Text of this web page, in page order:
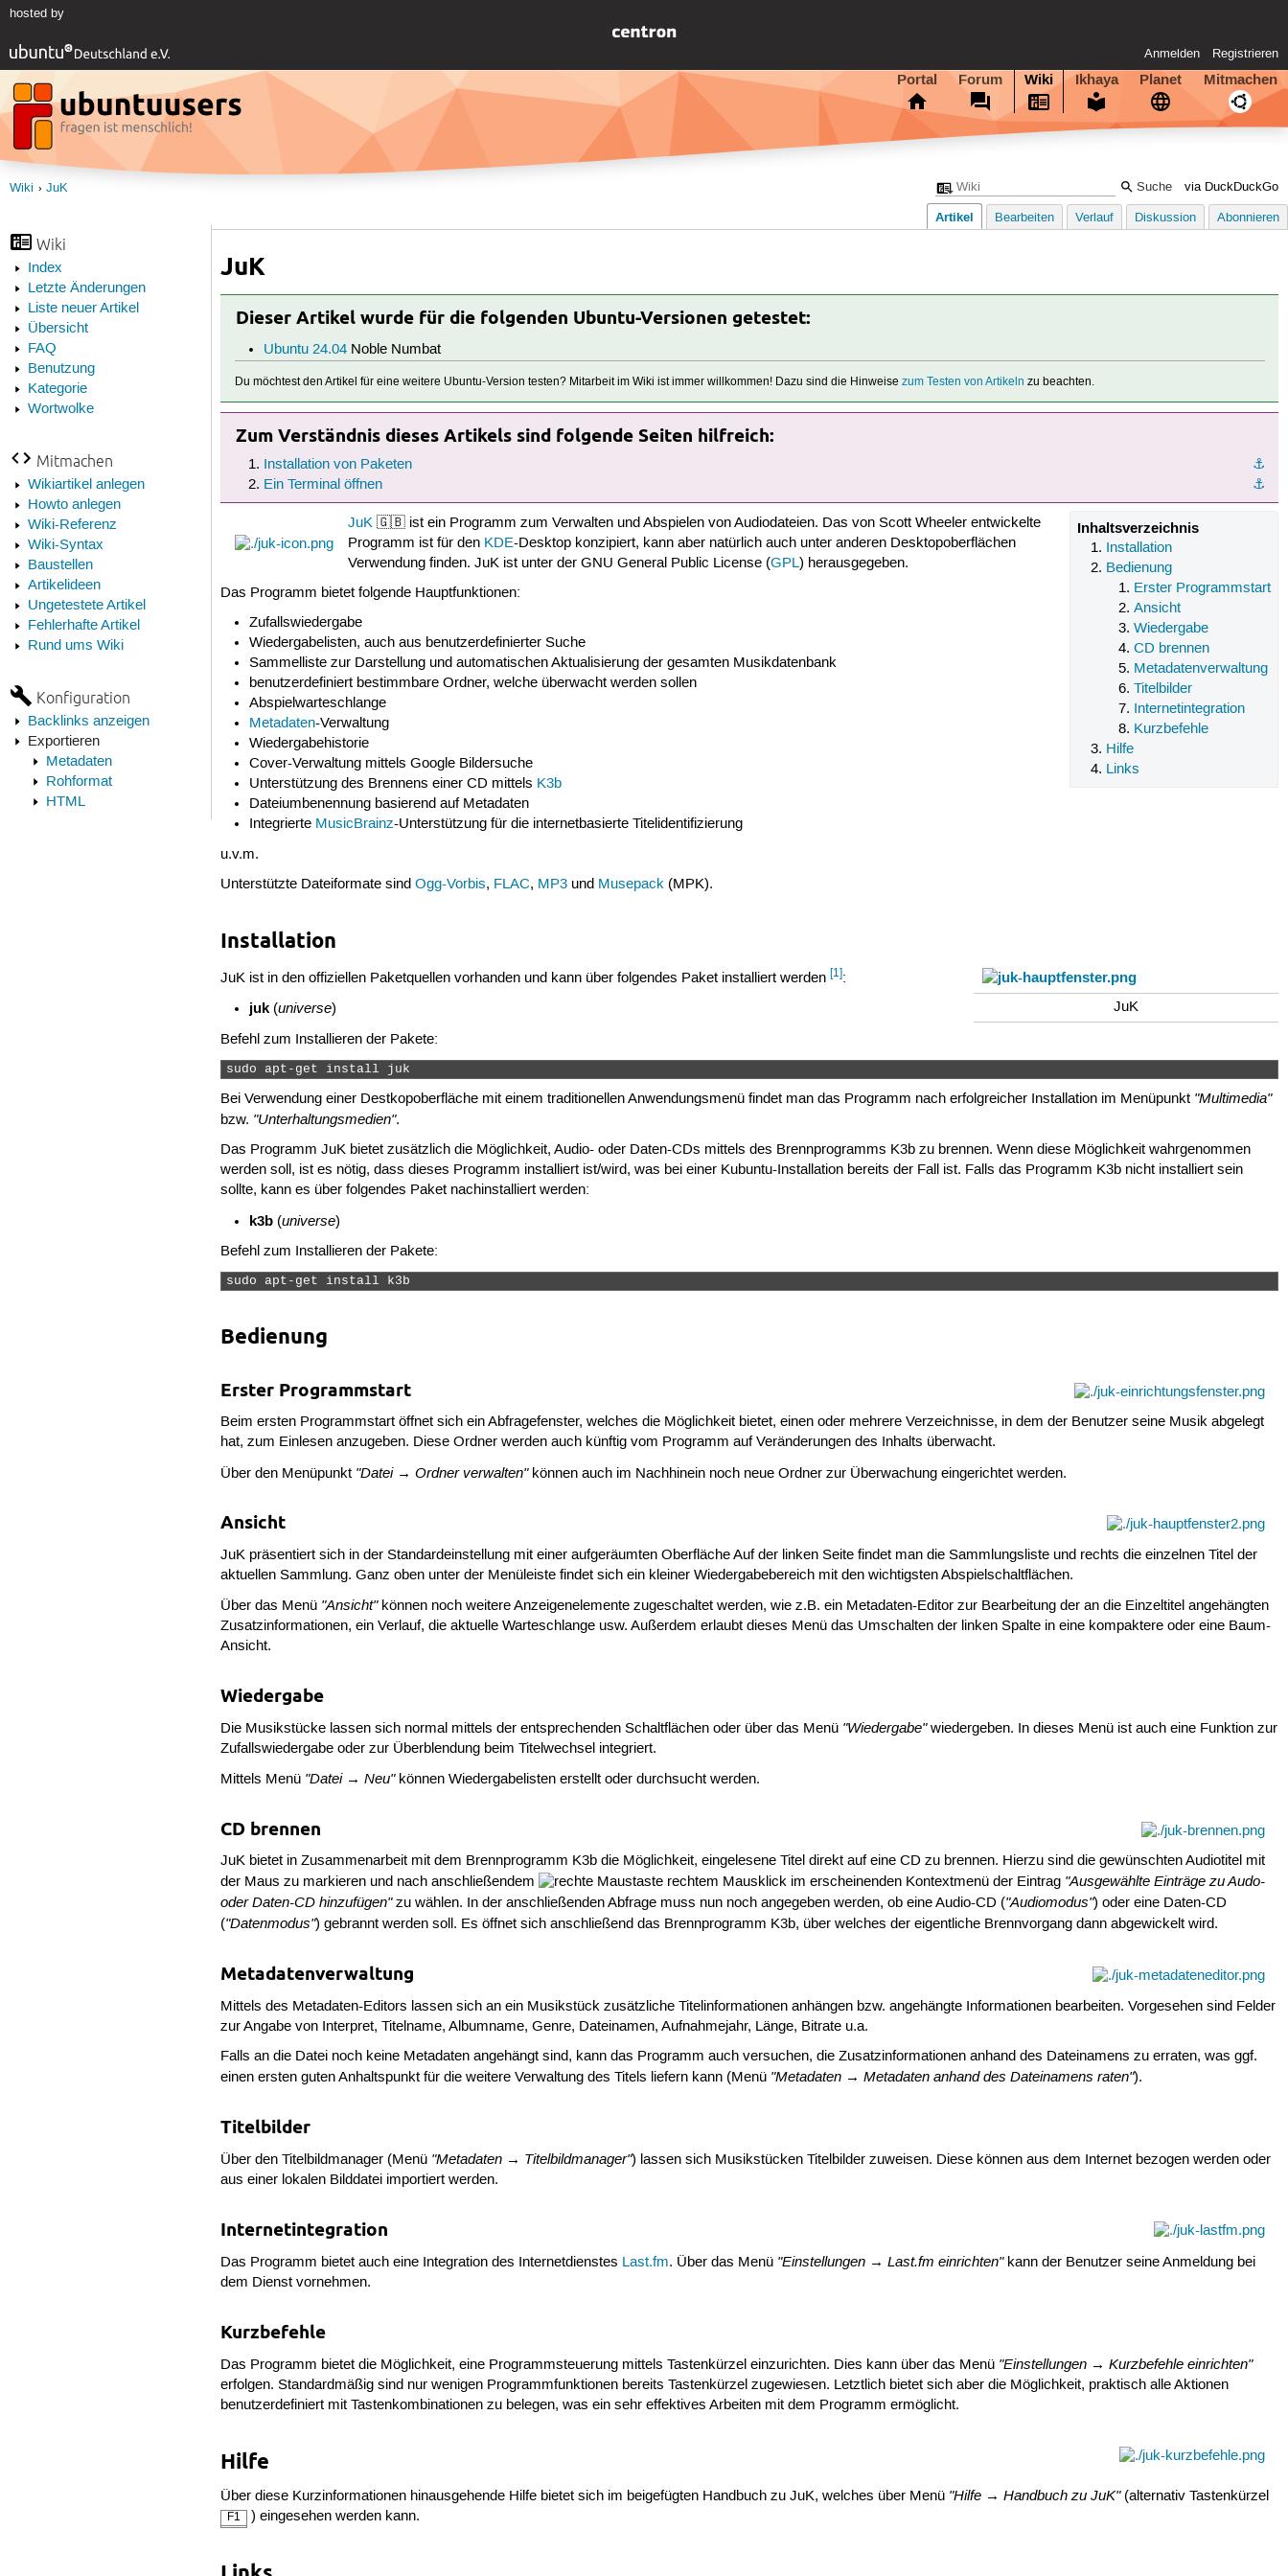
hosted by
Anmelden Registrieren
Portal Forum Wiki Ikhaya Planet Mitmachen
via DuckDuckGo
Wiki JuK
Wiki
Index
Letzte Änderungen
Liste neuer Artikel
Übersicht
FAQ
Benutzung
Kategorie
Wortwolke
Mitmachen
Wikiartikel anlegen
Howto anlegen
Wiki-Referenz
Wiki-Syntax
Baustellen
Artikelideen
Ungetestete Artikel
Fehlerhafte Artikel
Rund ums Wiki
Konfiguration
Backlinks anzeigen
Exportieren
Metadaten
Rohformat
HTML
Artikel Bearbeiten Verlauf Diskussion Abonnieren
JuK
Dieser Artikel wurde für die folgenden Ubuntu-Versionen getestet:
Ubuntu 24.04Noble Numbat
Du möchtest den Artikel für eine weitere Ubuntu-Version testen? Mitarbeit im Wiki ist immer willkommen! Dazu sind die Hinweisezum Testen von Artikeln zu beachten.
Zum Verständnis dieses Artikels sind folgende Seiten hilfreich:
⚓︎
Installation von Paketen
⚓︎
Ein Terminal öffnen
Inhaltsverzeichnis
Installation
Bedienung
Erster Programmstart
Ansicht
Wiedergabe
CD brennen
Metadatenverwaltung
Titelbilder
Internetintegration
Kurzbefehle
Hilfe
Links
JuK🇬🇧 ist ein Programm zum Verwalten und Abspielen von Audiodateien. Das von Scott Wheeler entwickelte
Programm ist für den KDE-Desktop konzipiert, kann aber natürlich auch unter anderen Desktopoberflächen
Verwendung finden. JuK ist unter der GNU General Public License (GPL) herausgegeben.
Das Programm bietet folgende Hauptfunktionen:
Zufallswiedergabe
Wiedergabelisten, auch aus benutzerdefinierter Suche
Sammelliste zur Darstellung und automatischen Aktualisierung der gesamten Musikdatenbank
benutzerdefiniert bestimmbare Ordner, welche überwacht werden sollen
Abspielwarteschlange
Metadaten-Verwaltung
Wiedergabehistorie
Cover-Verwaltung mittels Google Bildersuche
Unterstützung des Brennens einer CD mittels K3b
Dateiumbenennung basierend auf Metadaten
Integrierte MusicBrainz-Unterstützung für die internetbasierte Titelidentifizierung
u.v.m.
Unterstützte Dateiformate sindOgg-Vorbis, FLAC, MP3 und Musepack (MPK).
Installation
JuK
JuK ist in den offiziellen Paketquellen vorhanden und kann über folgendes Paket installiert werden[1]:
juk(universe)
Befehl zum Installieren der Pakete:
sudo apt-get install juk
Bei Verwendung einer Destkopoberfläche mit einem traditionellen Anwendungsmenü findet man das Programm nach erfolgreicher Installation im Menüpunkt "Multimedia"
bzw. "Unterhaltungsmedien".
Das Programm JuK bietet zusätzlich die Möglichkeit, Audio- oder Daten-CDs mittels des Brennprogramms K3b zu brennen. Wenn diese Möglichkeit wahrgenommen
werden soll, ist es nötig, dass dieses Programm installiert ist/wird, was bei einer Kubuntu-Installation bereits der Fall ist. Falls das Programm K3b nicht installiert sein
sollte, kann es über folgendes Paket nachinstalliert werden:
k3b(universe)
Befehl zum Installieren der Pakete:
sudo apt-get install k3b
Bedienung
Erster Programmstart
Beim ersten Programmstart öffnet sich ein Abfragefenster, welches die Möglichkeit bietet, einen oder mehrere Verzeichnisse, in dem der Benutzer seine Musik abgelegt
hat, zum Einlesen anzugeben. Diese Ordner werden auch künftig vom Programm auf Veränderungen des Inhalts überwacht.
Über den Menüpunkt "Datei → Ordner verwalten"können auch im Nachhinein noch neue Ordner zur Überwachung eingerichtet werden.
Ansicht
JuK präsentiert sich in der Standardeinstellung mit einer aufgeräumten Oberfläche Auf der linken Seite findet man die Sammlungsliste und rechts die einzelnen Titel der
aktuellen Sammlung. Ganz oben unter der Menüleiste findet sich ein kleiner Wiedergabebereich mit den wichtigsten Abspielschaltflächen.
Über das Menü "Ansicht"können noch weitere Anzeigenelemente zugeschaltet werden, wie z.B. ein Metadaten-Editor zur Bearbeitung der an die Einzeltitel angehängten
Zusatzinformationen, ein Verlauf, die aktuelle Warteschlange usw. Außerdem erlaubt dieses Menü das Umschalten der linken Spalte in eine kompaktere oder eine Baum-
Ansicht.
Wiedergabe
Die Musikstücke lassen sich normal mittels der entsprechenden Schaltflächen oder über das Menü "Wiedergabe"wiedergeben. In dieses Menü ist auch eine Funktion zur
Zufallswiedergabe oder zur Überblendung beim Titelwechsel integriert.
Mittels Menü "Datei → Neu"können Wiedergabelisten erstellt oder durchsucht werden.
CD brennen
JuK bietet in Zusammenarbeit mit dem Brennprogramm K3b die Möglichkeit, eingelesene Titel direkt auf eine CD zu brennen. Hierzu sind die gewünschten Audiotitel mit
der Maus zu markieren und nach anschließendem
rechtem Mausklick im erscheinenden Kontextmenü der Eintrag "Ausgewählte Einträge zu Audo-
oder Daten-CD hinzufügen"zu wählen. In der anschließenden Abfrage muss nun noch angegeben werden, ob eine Audio-CD ("Audiomodus") oder eine Daten-CD
("Datenmodus") gebrannt werden soll. Es öffnet sich anschließend das Brennprogramm K3b, über welches der eigentliche Brennvorgang dann abgewickelt wird.
Metadatenverwaltung
Mittels des Metadaten-Editors lassen sich an ein Musikstück zusätzliche Titelinformationen anhängen bzw. angehängte Informationen bearbeiten. Vorgesehen sind Felder
zur Angabe von Interpret, Titelname, Albumname, Genre, Dateinamen, Aufnahmejahr, Länge, Bitrate u.a.
Falls an die Datei noch keine Metadaten angehängt sind, kann das Programm auch versuchen, die Zusatzinformationen anhand des Dateinamens zu erraten, was ggf.
einen ersten guten Anhaltspunkt für die weitere Verwaltung des Titels liefern kann (Menü "Metadaten → Metadaten anhand des Dateinamens raten").
Titelbilder
Über den Titelbildmanager (Menü "Metadaten → Titelbildmanager") lassen sich Musikstücken Titelbilder zuweisen. Diese können aus dem Internet bezogen werden oder
aus einer lokalen Bilddatei importiert werden.
Internetintegration
Das Programm bietet auch eine Integration des Internetdienstes Last.fm. Über das Menü "Einstellungen → Last.fm einrichten"kann der Benutzer seine Anmeldung bei
dem Dienst vornehmen.
Kurzbefehle
Das Programm bietet die Möglichkeit, eine Programmsteuerung mittels Tastenkürzel einzurichten. Dies kann über das Menü "Einstellungen → Kurzbefehle einrichten"
erfolgen. Standardmäßig sind nur wenigen Programmfunktionen bereits Tastenkürzel zugewiesen. Letztlich bietet sich aber die Möglichkeit, praktisch alle Aktionen
benutzerdefiniert mit Tastenkombinationen zu belegen, was ein sehr effektives Arbeiten mit dem Programm ermöglicht.
Hilfe
Über diese Kurzinformationen hinausgehende Hilfe bietet sich im beigefügten Handbuch zu JuK, welches über Menü "Hilfe → Handbuch zu JuK"(alternativ Tastenkürzel
F1 ) eingesehen werden kann.